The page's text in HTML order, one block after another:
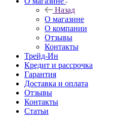
Назад
О магазине
О компании
Отзывы
Контакты
Трейд-Ин
Кредит и рассрочка
Гарантия
Доставка и оплата
Отзывы
Контакты
Статьи